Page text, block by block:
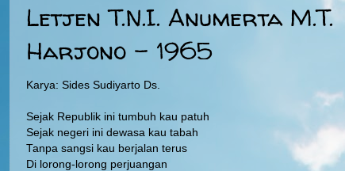
Letjen T.N.I. Anumerta M.T.
Harjono - 1965
Karya: Sides Sudiyarto Ds.
Sejak Republik ini tumbuh kau patuh
Sejak negeri ini dewasa kau tabah
Tanpa sangsi kau berjalan terus
Di lorong-lorong perjuangan